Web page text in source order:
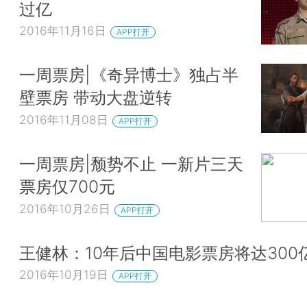
过亿
2016年11月16日 APP打开
一周票房|《奇异博士》独占半
壁票房 带动大盘逆转
2016年11月08日 APP打开
一周票房|颓势不止 一新片三天
票房仅700元
2016年10月26日 APP打开
王健林：10年后中国电影票房将达300
2016年10月19日 APP打开